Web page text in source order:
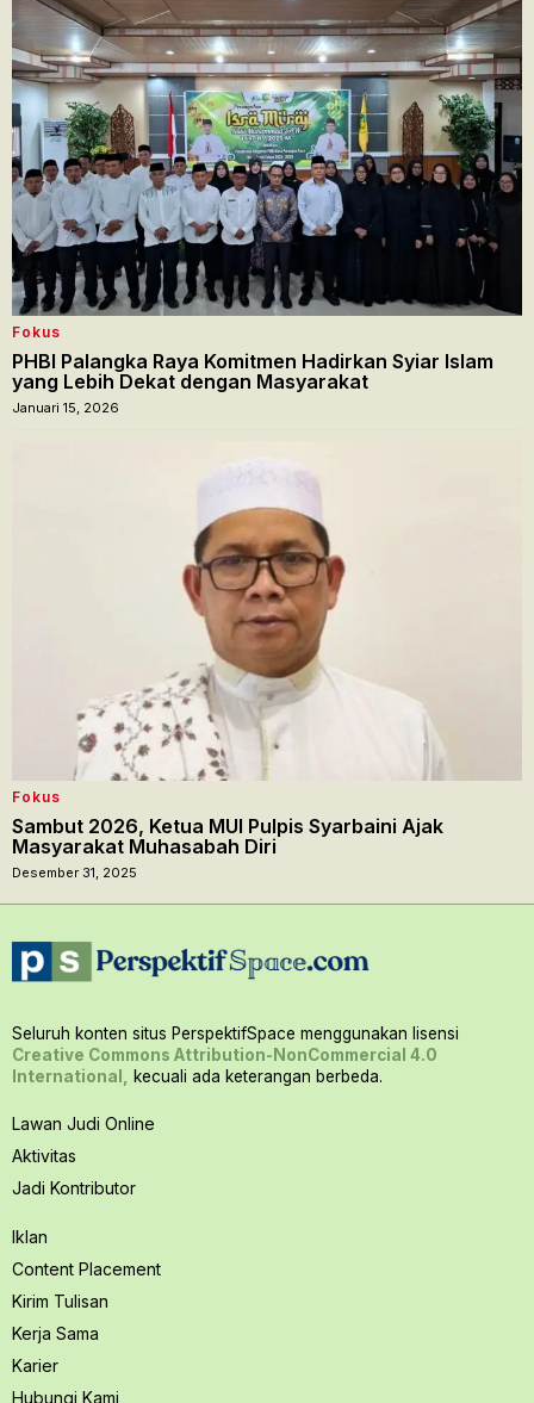
Fokus
PHBI Palangka Raya Komitmen Hadirkan Syiar Islam
yang Lebih Dekat dengan Masyarakat
Januari 15, 2026
Fokus
Sambut 2026, Ketua MUI Pulpis Syarbaini Ajak
Masyarakat Muhasabah Diri
Desember 31, 2025
Seluruh konten situs PerspektifSpace menggunakan lisensi
Creative Commons Attribution-NonCommercial 4.0
International,
kecuali ada keterangan berbeda.
Lawan Judi Online
Aktivitas
Jadi Kontributor
Iklan
Content Placement
Kirim Tulisan
Kerja Sama
Karier
Hubungi Kami